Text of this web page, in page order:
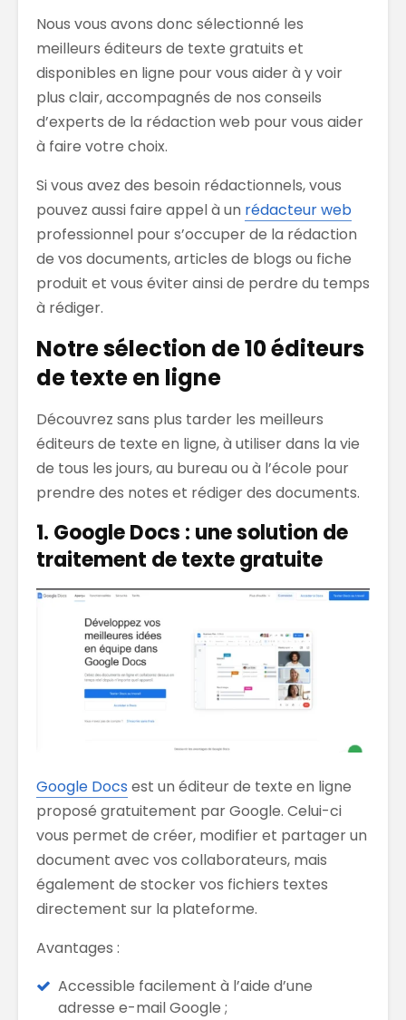
Nous vous avons donc sélectionné les
meilleurs éditeurs de texte gratuits et
disponibles en ligne pour vous aider à y voir
plus clair, accompagnés de nos conseils
d’experts de la rédaction web pour vous aider
à faire votre choix.
Si vous avez des besoin rédactionnels, vous
pouvez aussi faire appel à un rédacteur web
professionnel pour s’occuper de la rédaction
de vos documents, articles de blogs ou fiche
produit et vous éviter ainsi de perdre du temps
à rédiger.
Notre sélection de 10 éditeurs
de texte en ligne
Découvrez sans plus tarder les meilleurs
éditeurs de texte en ligne, à utiliser dans la vie
de tous les jours, au bureau ou à l’école pour
prendre des notes et rédiger des documents.
1. Google Docs : une solution de
traitement de texte gratuite
Google Docs est un éditeur de texte en ligne
proposé gratuitement par Google. Celui-ci
vous permet de créer, modifier et partager un
document avec vos collaborateurs, mais
également de stocker vos fichiers textes
directement sur la plateforme.
Avantages :
Accessible facilement à l’aide d’une
adresse e-mail Google ;